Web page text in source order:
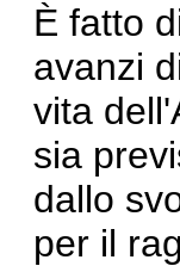
È fatto
avanzi
vita
sia
dallo
per il